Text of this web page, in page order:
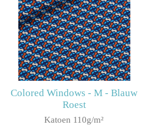
Colored Windows - M - Blauw
Roest
Katoen 110g/m²